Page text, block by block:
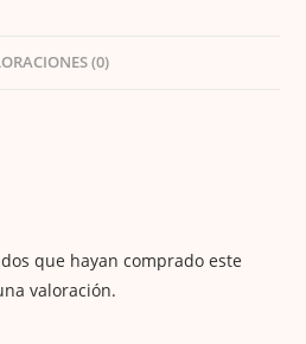
(0)
que hayan comprado este
valoración.